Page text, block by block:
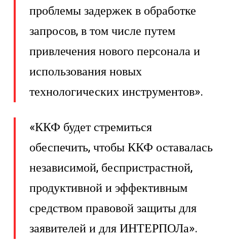
проблемы задержек в обработке
запросов, в том числе путем
привлечения нового персонала и
использования новых
технологических инструментов».
«ККФ будет стремиться
обеспечить, чтобы ККФ оставалась
независимой, беспристрастной,
продуктивной и эффективным
средством правовой защиты для
заявителей и для ИНТЕРПОЛа».